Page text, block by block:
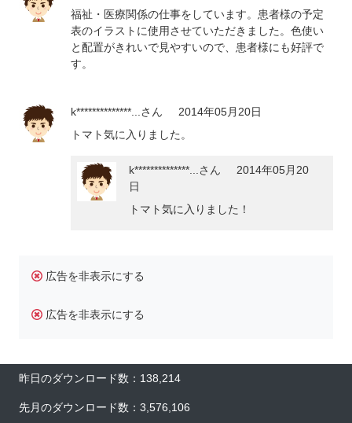
福祉・医療関係の仕事をしています。患者様の予定
表のイラストに使用させていただきました。色使い
と配置がきれいで見やすいので、患者様にも好評で
す。
k**************... さん
2014年05月20日
トマト気に入りました。
k**************... さん
2014年05月20
日
トマト気に入りました！
広告を非表示にする
広告を非表示にする
昨日のダウンロード数：138,214
先月のダウンロード数：3,576,106